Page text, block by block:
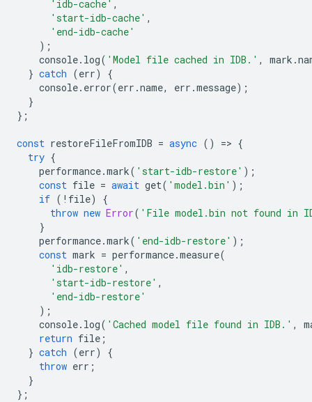
'idb-cache' ,
'start-idb-cache' ,
'end-idb-cache'
);
console. log( 'Model file cached in IDB.' , mark .
} catch (err)
{
console. error(err .name, err .message);
}
};
const restoreFileFromIDB = async () => {
try {
performance.mark( 'start-idb-restore' );
const file = await get( 'model.bin' );
if ( ! file)
{
throw new Error( 'File model.bin not found in
}
performance.mark( 'end-idb-restore' );
const mark = performance.measure(
'idb-restore' ,
'start-idb-restore' ,
'end-idb-restore'
);
console. log( 'Cached model file found in IDB.' ,
return file ;
} catch (err)
{
throw err ;
}
};